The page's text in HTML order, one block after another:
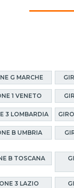
G MARCHE
1 VENETO
3 LOMBARDIA
B UMBRIA
B TOSCANA
3 LAZIO